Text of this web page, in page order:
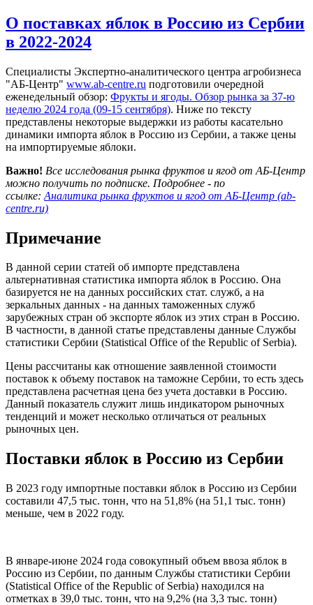
О поставках яблок в Россию из Сербии
в 2022-2024
Специалисты Экспертно-аналитического центра агробизнеса
"АБ-Центр" www.ab-centre.ru подготовили очередной
еженедельный обзор: Фрукты и ягоды. Обзор рынка за 37-ю
неделю 2024 года (09-15 сентября). Ниже по тексту
представлены некоторые выдержки из работы касательно
динамики импорта яблок в Россию из Сербии, а также цены
на импортируемые яблоки.
Важно! Все исследования рынка фруктов и ягод от АБ-Центр
можно получить по подписке. Подробнее - по
ссылке: Аналитика рынка фруктов и ягод от АБ-Центр (ab-
centre.ru)
Примечание
В данной серии статей об импорте представлена
альтернативная статистика импорта яблок в Россию. Она
базируется не на данных российских стат. служб, а на
зеркальных данных - на данных таможенных служб
зарубежных стран об экспорте яблок из этих стран в Россию.
В частности, в данной статье представлены данные Службы
статистики Сербии (Statistical Office of the Republic of Serbia).
Цены рассчитаны как отношение заявленной стоимости
поставок к объему поставок на таможне Сербии, то есть здесь
представлена расчетная цена без учета доставки в Россию.
Данный показатель служит лишь индикатором рыночных
тенденций и может несколько отличаться от реальных
рыночных цен.
Поставки яблок в Россию из Сербии
В 2023 году импортные поставки яблок в Россию из Сербии
составили 47,5 тыс. тонн, что на 51,8% (на 51,1 тыс. тонн)
меньше, чем в 2022 году.
В январе-июне 2024 года совокупный объем ввоза яблок в
Россию из Сербии, по данным Службы статистики Сербии
(Statistical Office of the Republic of Serbia) находился на
отметках в 39,0 тыс. тонн, что на 9,2% (на 3,3 тыс. тонн)